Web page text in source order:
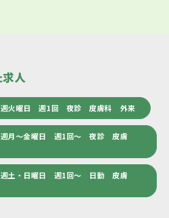
人
毎週火曜日 週1回 夜診 皮膚科 外来
週月～金曜日 週1回～ 夜診 皮膚
週土・日曜日 週1回～ 日勤 皮膚